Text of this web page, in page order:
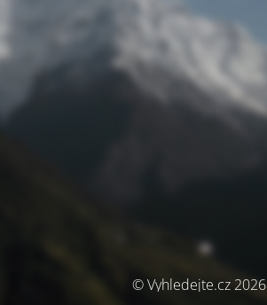
© Vyhledejte.cz 2026